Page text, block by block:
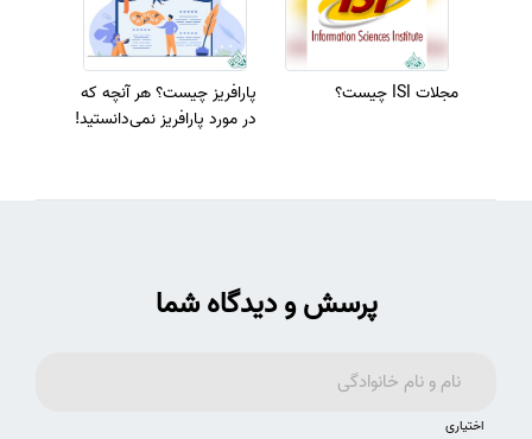
مجلات ISI چیست؟
پارافریز چیست؟ هر آنچه که
در مورد پارافریز نمی‌دانستید!
پرسش و دیدگاه شما
اختیاری